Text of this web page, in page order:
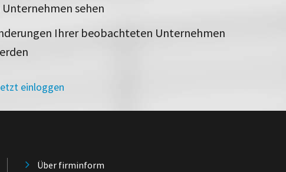
Unternehmen sehen
Ihrer beobachteten Unternehmen
einloggen
Über firminform